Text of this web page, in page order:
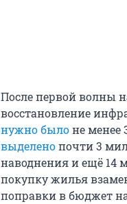
После первой волны
восстановление
нужно былоне менее
выделенопочти 3
наводнения и ещё 14
покупку жилья
поправки в бюджет